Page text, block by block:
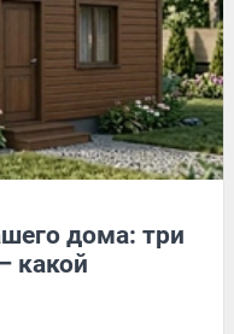
дома: три
какой